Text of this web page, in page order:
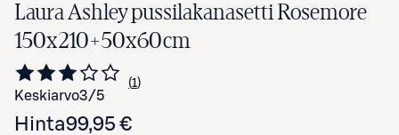
Laura Ashley pussilakanasetti Rosemore
150x210+50x60cm
Keskiarvo3/5 Siirry arvioihin
1
kappale
Hinta99,95 €